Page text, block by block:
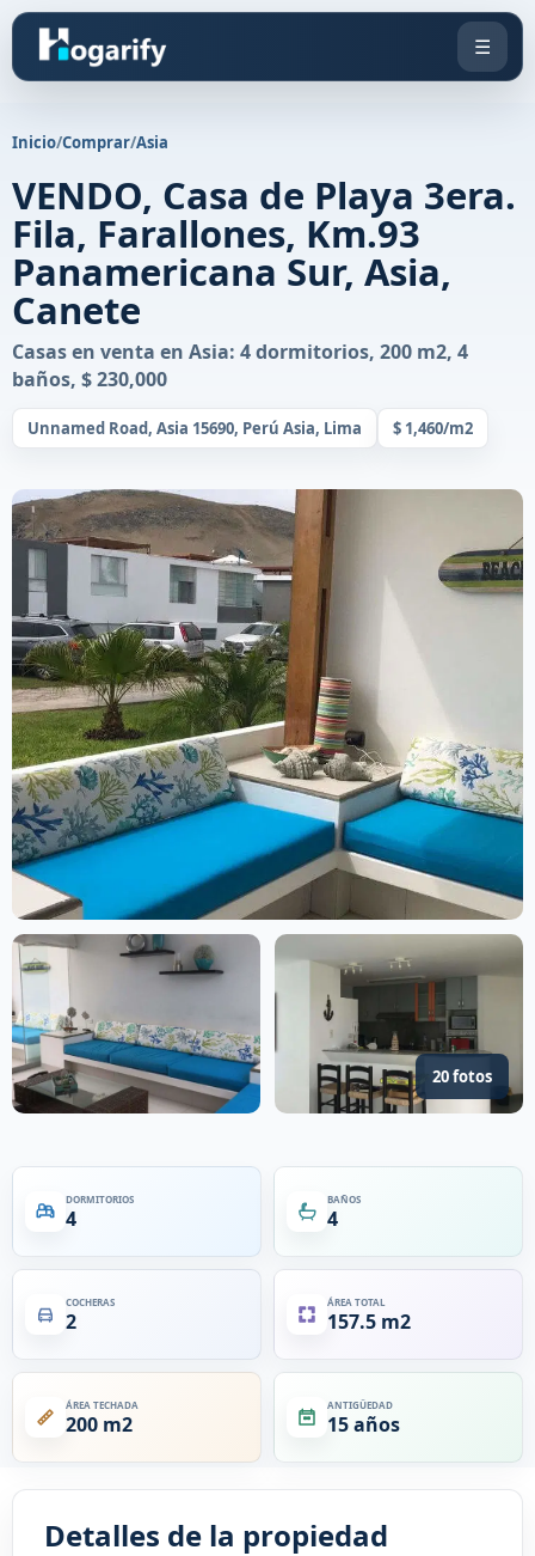
☰
Inicio/Comprar/Asia
VENDO, Casa de Playa 3era.
Fila, Farallones, Km.93
Panamericana Sur, Asia,
Canete
Casas en venta en Asia: 4 dormitorios, 200 m2, 4
baños, $ 230,000
Unnamed Road, Asia 15690, Perú Asia, Lima $ 1,460/m2
20 fotos
DORMITORIOS
4
BAÑOS
4
COCHERAS
2
ÁREA TOTAL
157.5 m2
ÁREA TECHADA
200 m2
ANTIGÜEDAD
15 años
Detalles de la propiedad